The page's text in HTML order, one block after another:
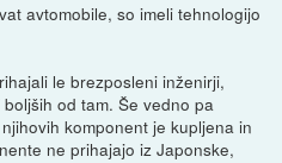
avtomobile, so imeli tehnologijo
le brezposleni inženirji,
od tam. Še vedno pa
komponent je kupljena in
ne prihajajo iz Japonske,